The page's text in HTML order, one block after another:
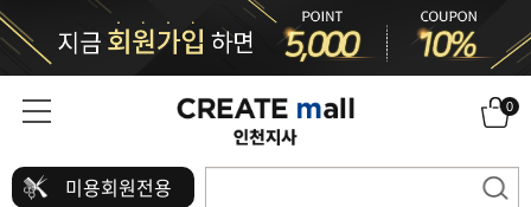
0
미용회원전용